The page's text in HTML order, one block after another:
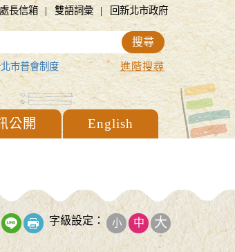
處長信箱 | 雙語詞彙 | 回新北市政府
市普會制度 進階搜尋
公開 English
字級設定： 小 中 大